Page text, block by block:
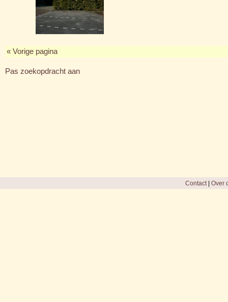
« Vorige pagina
Pas zoekopdracht aan
Contact| Over